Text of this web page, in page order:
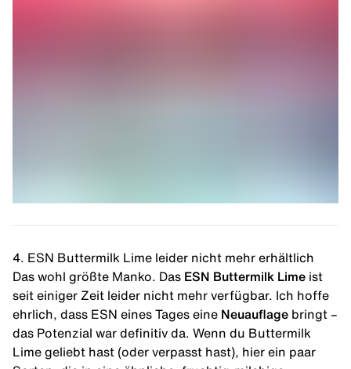
4. ESN Buttermilk Lime leider nicht mehr erhältlich
Das wohl größte Manko. Das ESN Buttermilk Lime ist
seit einiger Zeit leider nicht mehr verfügbar. Ich hoffe
ehrlich, dass ESN eines Tages eine Neuauflage bringt –
das Potenzial war definitiv da. Wenn du Buttermilk
Lime geliebt hast (oder verpasst hast), hier ein paar